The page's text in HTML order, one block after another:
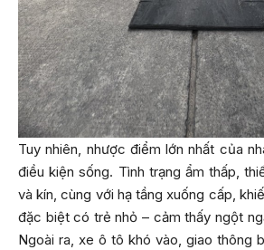
Tuy nhiên, nhược điểm lớn nhất của
điều kiện sống. Tình trạng ẩm thấp,
và kín, cùng với hạ tầng xuống cấp,
đặc biệt có trẻ nhỏ – cảm thấy ngột
Ngoài ra, xe ô tô khó vào, giao thông